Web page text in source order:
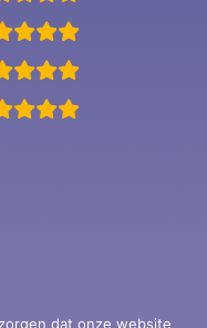
dat onze website